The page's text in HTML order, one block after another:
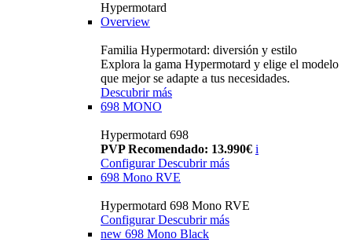
Hypermotard
Overview
Familia Hypermotard: diversión y estilo
Explora la gama Hypermotard y elige el modelo
que mejor se adapte a tus necesidades.
Descubrir más
698 MONO
Hypermotard 698
PVP Recomendado: 13.990€ i
ConfigurarDescubrir más
698 Mono RVE
Hypermotard 698 Mono RVE
Configurar Descubrir más
new 698 Mono Black